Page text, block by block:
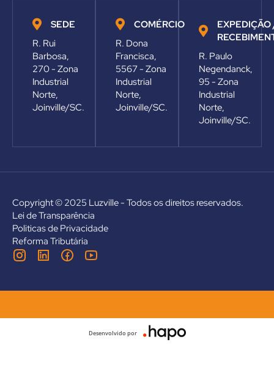
SEDE
R. Rui
Barbosa,
270 - Zona
Industrial
Norte,
Joinville/SC.
COMÉRCIO
R. Dona
Francisca,
5567 - Zona
Industrial
Norte,
Joinville/SC.
EXPEDIÇÃO
R. Paulo
Negendanck,
95 - Zona
Industrial
Norte,
Joinville/SC.
Copyright © 2025 Luzville - Todos os direitos reservados.
Lei de Transparência
Politicas de Privacidade
Reforma Tributária
Desenvolvido por